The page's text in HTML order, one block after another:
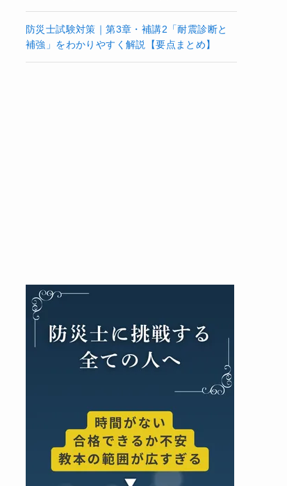
防災士試験対策｜第3章・補講2「耐震診断と
補強」をわかりやすく解説【要点まとめ】